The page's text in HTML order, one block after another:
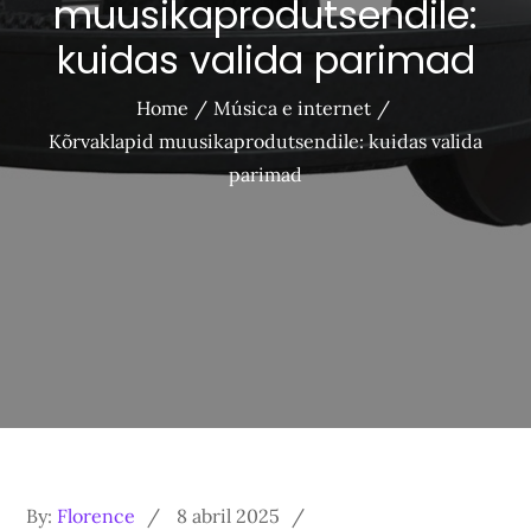
muusikaprodutsendile:
kuidas valida parimad
Home
Música e internet
Kõrvaklapid muusikaprodutsendile: kuidas valida
parimad
By: Florence
Posted
8 abril 2025